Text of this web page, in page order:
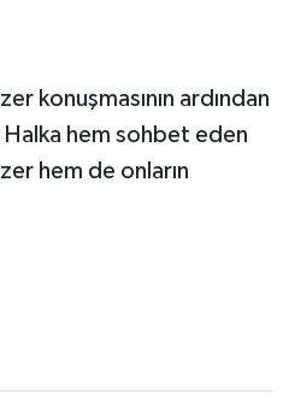
konuşmasının ardından
hem sohbet eden
hem de onların